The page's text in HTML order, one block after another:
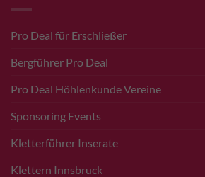
Pro Deal für Erschließer
Bergführer Pro Deal
Pro Deal Höhlenkunde Vereine
Sponsoring Events
Kletterführer Inserate
Klettern Innsbruck